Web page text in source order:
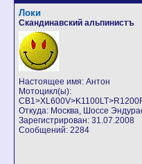
Локи
Скандинавский альпинистъ
Настоящее имя: Антон
Мотоцикл(ы):
Откуда: Москва, Шоссе
Зарегистрирован: 31.07.2008
Сообщений: 2284